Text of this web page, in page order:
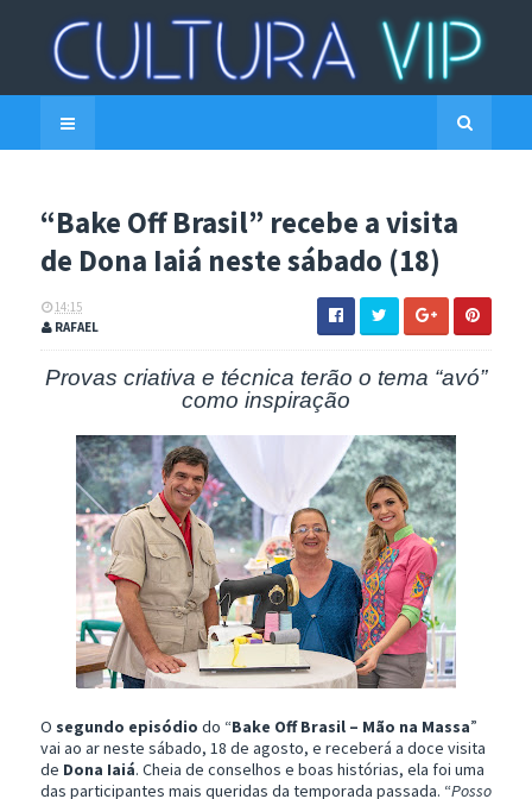
“Bake Off Brasil” recebe a visita
de Dona Iaiá neste sábado (18)
14:15
RAFAEL
Provas criativa e técnica terão o tema “avó”
como inspiração
O segundo episódio do “Bake Off Brasil – Mão na Massa”
vai ao ar neste sábado, 18 de agosto, e receberá a doce visita
de Dona Iaiá. Cheia de conselhos e boas histórias, ela foi uma
das participantes mais queridas da temporada passada. “Posso